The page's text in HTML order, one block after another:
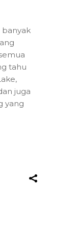
banyak
tahu
juga
yang